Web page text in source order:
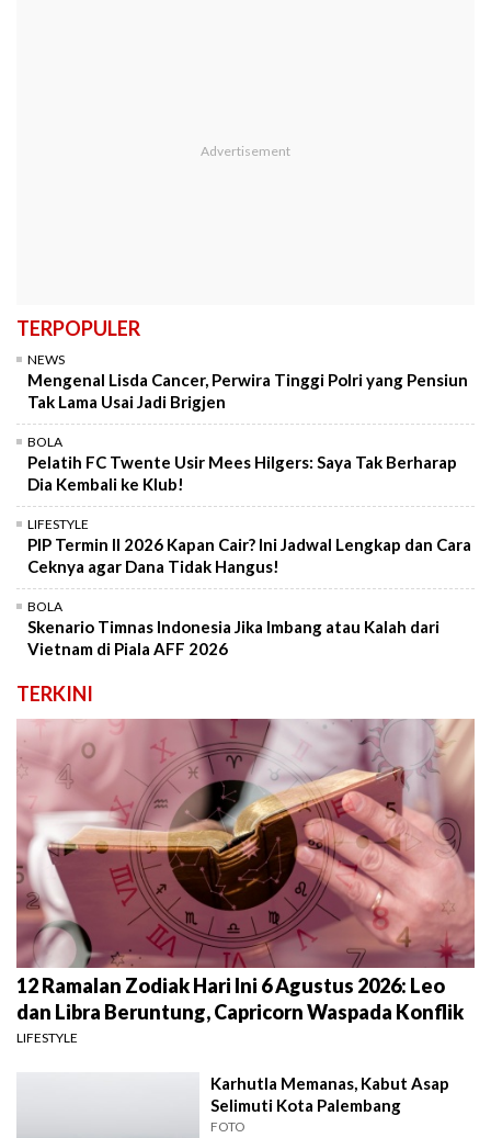
TERPOPULER
NEWS
Mengenal Lisda Cancer, Perwira Tinggi Polri yang Pensiun
Tak Lama Usai Jadi Brigjen
BOLA
Pelatih FC Twente Usir Mees Hilgers: Saya Tak Berharap
Dia Kembali ke Klub!
LIFESTYLE
PIP Termin II 2026 Kapan Cair? Ini Jadwal Lengkap dan Cara
Ceknya agar Dana Tidak Hangus!
BOLA
Skenario Timnas Indonesia Jika Imbang atau Kalah dari
Vietnam di Piala AFF 2026
TERKINI
12 Ramalan Zodiak Hari Ini 6 Agustus 2026: Leo
dan Libra Beruntung, Capricorn Waspada Konflik
LIFESTYLE
Karhutla Memanas, Kabut Asap
Selimuti Kota Palembang
FOTO